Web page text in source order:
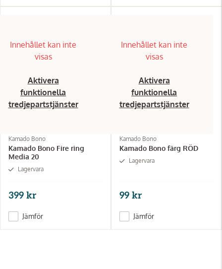
Innehållet kan inte
visas
Aktivera
funktionella
tredjepartstjänster
Kamado Bono
Kamado Bono Fire ring
Media 20
Lagervara
399 kr
Jämför
Innehållet kan inte
visas
Aktivera
funktionella
tredjepartstjänster
Kamado Bono
Kamado Bono färg RÖD
Lagervara
99 kr
Jämför